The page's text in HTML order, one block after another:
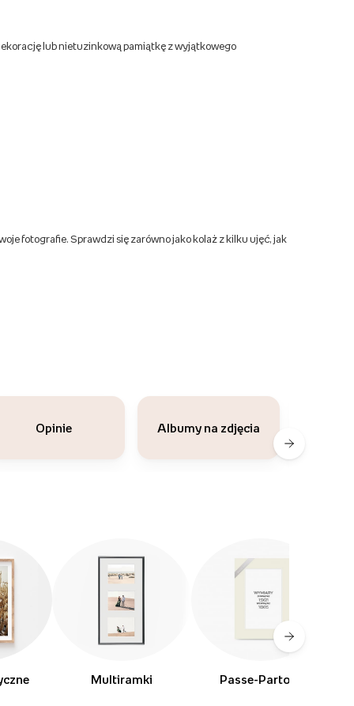
lub nietuzinkową pamiątkę z wyjątkowego
fotografie. Sprawdzi się zarówno jako kolaż z kilku ujęć, jak
Opinie Albumy na zdjęcia
Multiramki Passe-Partout